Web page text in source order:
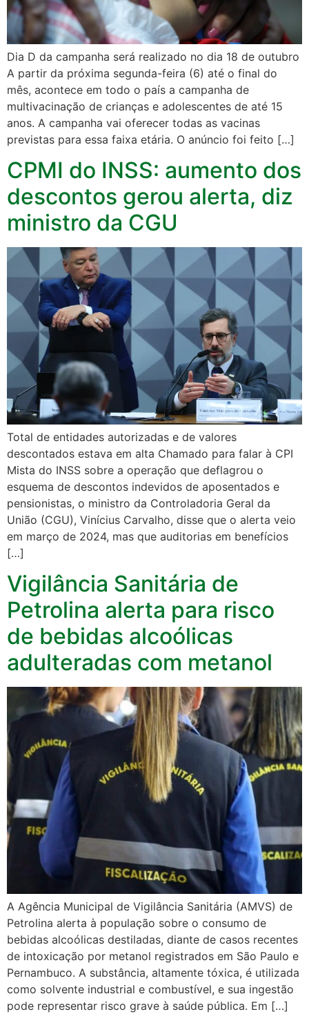
Dia D da campanha será realizado no dia 18 de outubro
A partir da próxima segunda-feira (6) até o final do
mês, acontece em todo o país a campanha de
multivacinação de crianças e adolescentes de até 15
anos. A campanha vai oferecer todas as vacinas
previstas para essa faixa etária. O anúncio foi feito […]
CPMI do INSS: aumento dos
descontos gerou alerta, diz
ministro da CGU
Total de entidades autorizadas e de valores
descontados estava em alta Chamado para falar à CPI
Mista do INSS sobre a operação que deflagrou o
esquema de descontos indevidos de aposentados e
pensionistas, o ministro da Controladoria Geral da
União (CGU), Vinícius Carvalho, disse que o alerta veio
em março de 2024, mas que auditorias em benefícios
[…]
Vigilância Sanitária de
Petrolina alerta para risco
de bebidas alcoólicas
adulteradas com metanol
A Agência Municipal de Vigilância Sanitária (AMVS) de
Petrolina alerta à população sobre o consumo de
bebidas alcoólicas destiladas, diante de casos recentes
de intoxicação por metanol registrados em São Paulo e
Pernambuco. A substância, altamente tóxica, é utilizada
como solvente industrial e combustível, e sua ingestão
pode representar risco grave à saúde pública. Em […]